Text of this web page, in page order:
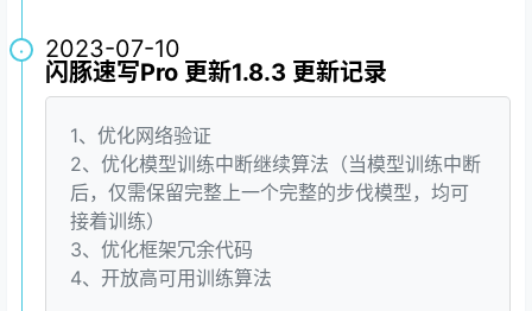
2023-07-10
·
闪豚速写Pro 更新1.8.3 更新记录
1、优化网络验证
2、优化模型训练中断继续算法（当模型训练中断
后，仅需保留完整上一个完整的步伐模型，均可
接着训练）
3、优化框架冗余代码
4、开放高可用训练算法